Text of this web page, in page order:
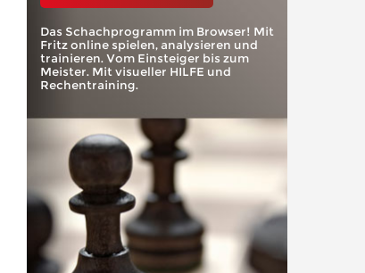
Das Schachprogramm im Browser! Mit
Fritz online spielen, analysieren und
trainieren. Vom Einsteiger bis zum
Meister. Mit visueller HILFE und
Rechentraining.